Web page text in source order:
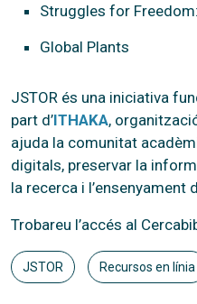
Struggles for
Global Plants
JSTOR és una iniciativa
part d’ITHAKA,
ajuda la comunitat
digitals, preservar la
la recerca i l’ensenyament
Trobareu l’accés al
JSTOR Recursos en línia